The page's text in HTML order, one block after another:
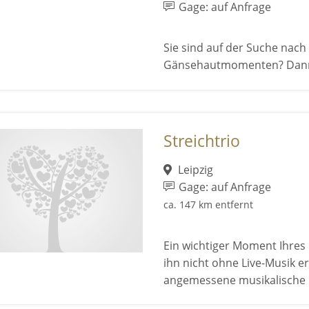
Gage: auf Anfrage
Sie sind auf der Suche
Gänsehautmomenten?
Streichtrio
Leipzig
Gage: auf Anfrage
ca. 147 km entfernt
Ein wichtiger Moment
ihn nicht ohne Live-Musik
angemessene musikalische